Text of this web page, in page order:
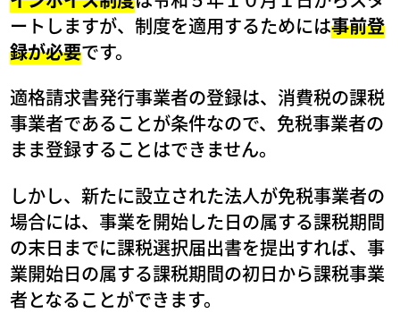
ートしますが、制度を適用するためには事前登
録が必要です。
適格請求書発行事業者の登録は、消費税の課税
事業者であることが条件なので、免税事業者の
まま登録することはできません。
しかし、新たに設立された法人が免税事業者の
場合には、事業を開始した日の属する課税期間
の末日までに課税選択届出書を提出すれば、事
業開始日の属する課税期間の初日から課税事業
者となることができます。